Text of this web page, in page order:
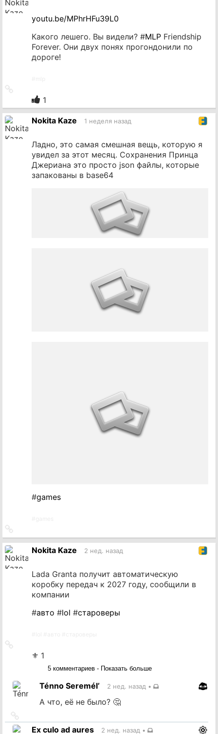
youtu.be/MPhrHFu39L0
Какого лешего. Вы видели? #MLP Friendship
Forever. Они двух понях прогондонили по
дороге!
источник
1
Nokita Kaze 1 неделя назад
Ладно, это самая смешная вещь, которую я
увидел за этот месяц. Сохранения Принца
Джериана это просто json файлы, которые
запакованы в base64
#games
на
источникNokita Kaze 2 нед. назад
Lada Granta получит автоматическую
коробку передач к 2027 году, сообщили в
компании
#авто #lol #староверы
⚜ 1
5 комментариев - Показать больше
Ténno Seremél’ 2 нед. назад •
А что, её не было? 🤔
на
Ex culo ad aures 2 нед. назад •